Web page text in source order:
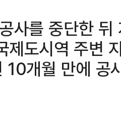
사를 중단한
제도시역 주변
개월 만에 공